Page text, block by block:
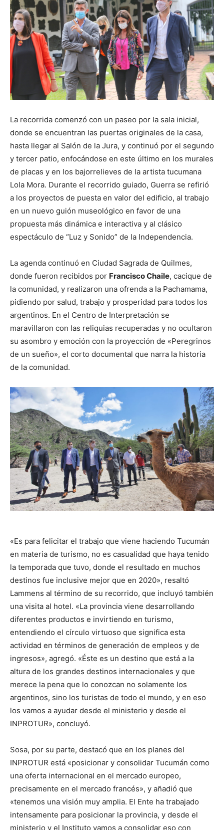
La recorrida comenzó con un paseo por la sala inicial,
donde se encuentran las puertas originales de la casa,
hasta llegar al Salón de la Jura, y continuó por el segundo
y tercer patio, enfocándose en este último en los murales
de placas y en los bajorrelieves de la artista tucumana
Lola Mora. Durante el recorrido guiado, Guerra se refirió
a los proyectos de puesta en valor del edificio, al trabajo
en un nuevo guión museológico en favor de una
propuesta más dinámica e interactiva y al clásico
espectáculo de “Luz y Sonido” de la Independencia.
La agenda continuó en Ciudad Sagrada de Quilmes,
donde fueron recibidos por Francisco Chaile, cacique de
la comunidad, y realizaron una ofrenda a la Pachamama,
pidiendo por salud, trabajo y prosperidad para todos los
argentinos. En el Centro de Interpretación se
maravillaron con las reliquias recuperadas y no ocultaron
su asombro y emoción con la proyección de «Peregrinos
de un sueño», el corto documental que narra la historia
de la comunidad.
«Es para felicitar el trabajo que viene haciendo Tucumán
en materia de turismo, no es casualidad que haya tenido
la temporada que tuvo, donde el resultado en muchos
destinos fue inclusive mejor que en 2020», resaltó
Lammens al término de su recorrido, que incluyó también
una visita al hotel. «La provincia viene desarrollando
diferentes productos e invirtiendo en turismo,
entendiendo el círculo virtuoso que significa esta
actividad en términos de generación de empleos y de
ingresos», agregó. «Éste es un destino que está a la
altura de los grandes destinos internacionales y que
merece la pena que lo conozcan no solamente los
argentinos, sino los turistas de todo el mundo, y en eso
los vamos a ayudar desde el ministerio y desde el
INPROTUR», concluyó.
Sosa, por su parte, destacó que en los planes del
INPROTUR está «posicionar y consolidar Tucumán como
una oferta internacional en el mercado europeo,
precisamente en el mercado francés», y añadió que
«tenemos una visión muy amplia. El Ente ha trabajado
intensamente para posicionar la provincia, y desde el
ministerio y el Instituto vamos a consolidar eso con